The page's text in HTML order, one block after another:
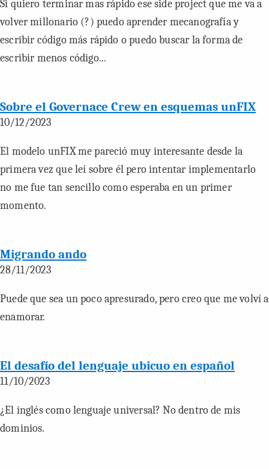
Si quiero terminar mas rápido ese side project que me va a
volver millonario (?) puedo aprender mecanografía y
escribir código más rápido o puedo buscar la forma de
escribir menos código...
Sobre el Governace Crew en esquemas unFIX
10/12/2023
El modelo unFIX me pareció muy interesante desde la
primera vez que leí sobre él pero intentar implementarlo
no me fue tan sencillo como esperaba en un primer
momento.
Migrando ando
28/11/2023
Puede que sea un poco apresurado, pero creo que me volví a
enamorar.
El desafío del lenguaje ubicuo en español
11/10/2023
¿El inglés como lenguaje universal? No dentro de mis
dominios.